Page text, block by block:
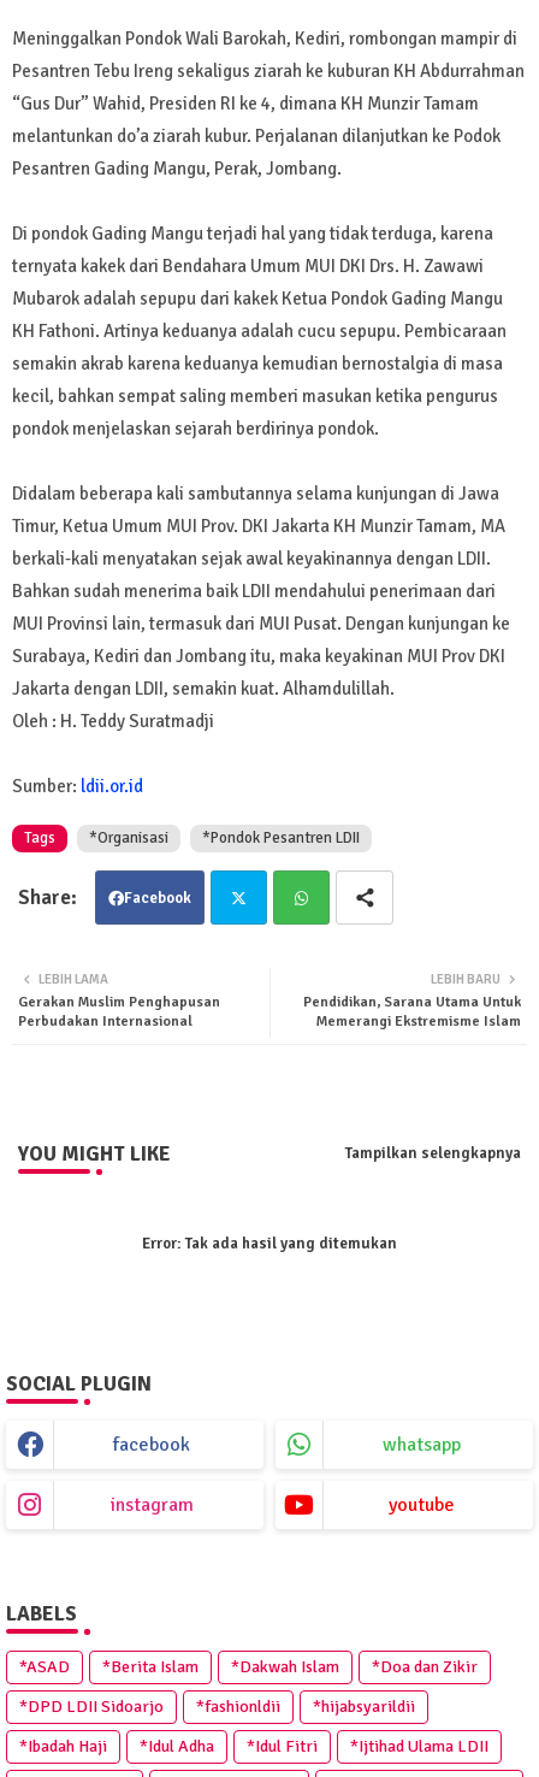
Meninggalkan Pondok Wali Barokah, Kediri, rombongan mampir di
Pesantren Tebu Ireng sekaligus ziarah ke kuburan KH Abdurrahman
“Gus Dur” Wahid, Presiden RI ke 4, dimana KH Munzir Tamam
melantunkan do’a ziarah kubur. Perjalanan dilanjutkan ke Podok
Pesantren Gading Mangu, Perak, Jombang.
Di pondok Gading Mangu terjadi hal yang tidak terduga, karena
ternyata kakek dari Bendahara Umum MUI DKI Drs. H. Zawawi
Mubarok adalah sepupu dari kakek Ketua Pondok Gading Mangu
KH Fathoni. Artinya keduanya adalah cucu sepupu. Pembicaraan
semakin akrab karena keduanya kemudian bernostalgia di masa
kecil, bahkan sempat saling memberi masukan ketika pengurus
pondok menjelaskan sejarah berdirinya pondok.
Didalam beberapa kali sambutannya selama kunjungan di Jawa
Timur, Ketua Umum MUI Prov. DKI Jakarta KH Munzir Tamam, MA
berkali-kali menyatakan sejak awal keyakinannya dengan LDII.
Bahkan sudah menerima baik LDII mendahului penerimaan dari
MUI Provinsi lain, termasuk dari MUI Pusat. Dengan kunjungan ke
Surabaya, Kediri dan Jombang itu, maka keyakinan MUI Prov DKI
Jakarta dengan LDII, semakin kuat. Alhamdulillah.
Oleh : H. Teddy Suratmadji
Sumber: ldii.or.id
Tags *Organisasi *Pondok Pesantren LDII
Facebook
tsa
LEBIH BARU
Pendidikan, Sarana Utama Untuk
Memerangi Ekstremisme Islam
LEBIH LAMA
Gerakan Muslim Penghapusan
Perbudakan Internasional
YOU MIGHT LIKE Tampilkan selengkapnya
Error:Tak ada hasil yang ditemukan
SOCIAL PLUGIN
facebook whatsapp
instagram youtube
LABELS
*ASAD *Berita Islam *Dakwah Islam
*Doa dan Zikir
*DPD LDII Sidoarjo
*fashionldii
*hijabsyarildii
*Ibadah Haji
*Idul Adha *Idul Fitri
*Ijtihad Ulama LDII